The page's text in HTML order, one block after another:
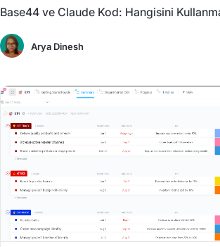
Base44 ve Claude Kod: Hangisini
Arya Dinesh